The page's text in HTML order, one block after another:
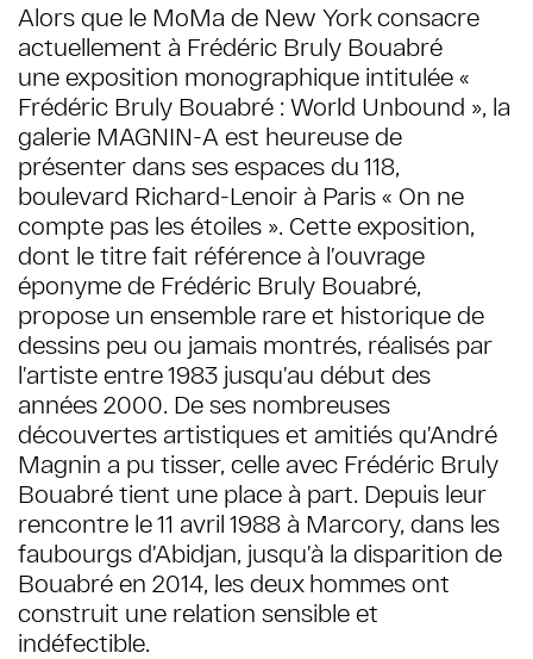
Alors que le MoMa de New York consacre
actuellement à Frédéric Bruly Bouabré
une exposition monographique intitulée «
Frédéric Bruly Bouabré : World Unbound », la
galerie MAGNIN-A est heureuse de
présenter dans ses espaces du 118,
boulevard Richard-Lenoir à Paris « On ne
compte pas les étoiles ». Cette exposition,
dont le titre fait référence à l’ouvrage
éponyme de Frédéric Bruly Bouabré,
propose un ensemble rare et historique de
dessins peu ou jamais montrés, réalisés par
l’artiste entre 1983 jusqu’au début des
années 2000. De ses nombreuses
découvertes artistiques et amitiés qu’André
Magnin a pu tisser, celle avec Frédéric Bruly
Bouabré tient une place à part. Depuis leur
rencontre le 11 avril 1988 à Marcory, dans les
faubourgs d’Abidjan, jusqu’à la disparition de
Bouabré en 2014, les deux hommes ont
construit une relation sensible et
indéfectible.